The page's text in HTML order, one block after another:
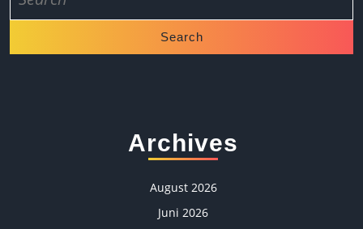
for:
Archives
August 2026
Juni 2026